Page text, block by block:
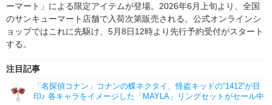
ーマート」による限定アイテムが登場。2026年6月上旬より、全国
のサンキューマート店舗で入荷次第販売される。公式オンラインシ
ョップではこれに先駆け、5月8日12時より先行予約受付がスタート
する。
注目記事
「名探偵コナン」コナンの蝶ネクタイ、怪盗キッドの“1412”が目
印♪ 各キャラをイメージした「MAYLA」リングセットがセール中